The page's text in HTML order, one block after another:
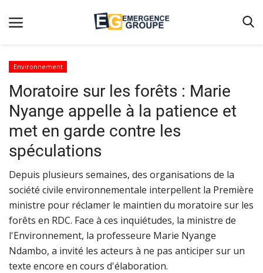
Accueil
Contact
Emergence
Galerie
Terms & Conditions
Magazine
Nos Videos
Partenaires
Environnement
Moratoire sur les forêts : Marie
Nyange appelle à la patience et
met en garde contre les
spéculations
Depuis plusieurs semaines, des organisations de la
société civile environnementale interpellent la Première
ministre pour réclamer le maintien du moratoire sur les
forêts en RDC. Face à ces inquiétudes, la ministre de
l'Environnement, la professeure Marie Nyange
Ndambo, a invité les acteurs à ne pas anticiper sur un
texte encore en cours d'élaboration.